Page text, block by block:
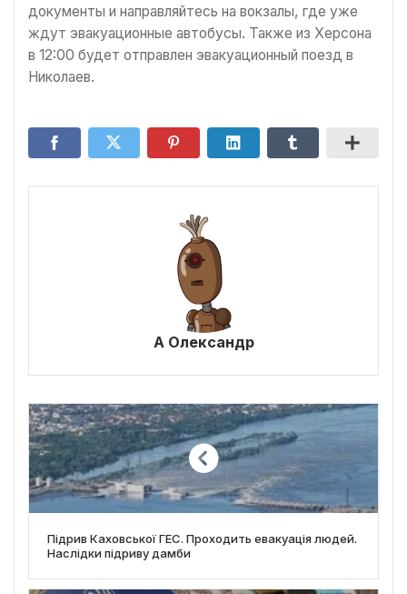
документы и направляйтесь на вокзалы, где уже
ждут эвакуационные автобусы. Также из Херсона
в 12:00 будет отправлен эвакуационный поезд в
Николаев.
А Олександр
Підрив Каховської ГЕС. Проходить евакуація людей.
Наслідки підриву дамби